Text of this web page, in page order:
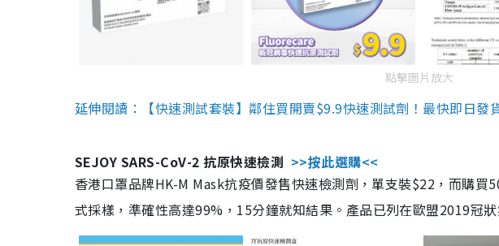
點擊圖片放大
延伸閱讀：【快速測試套裝】鄰住買開賣$9.9快速測試劑！最快即日發
SEJOY SARS-CoV-2 抗原快速檢測 >>按此選購<<
香港口罩品牌HK-M Mask抗疫價發售快速檢測劑，單支裝$22，而購
式採樣，準確性高達99%，15分鐘就知結果。產品已列在歐盟2019冠